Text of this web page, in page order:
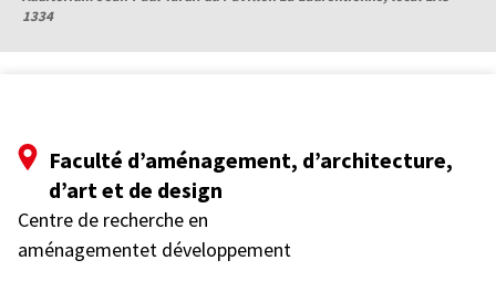
1334
Faculté d’aménagement, d’architecture,
d’art et de design
Centre de recherche en
aménagementet développement